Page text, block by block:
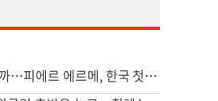
왜 ‘맛의 건축가’일까…피에르 에르메, 한국 첫 카페 열다 [쿠캉]